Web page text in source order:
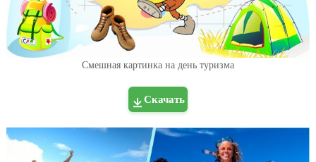
Смешная картинка на день туризма
Скачать